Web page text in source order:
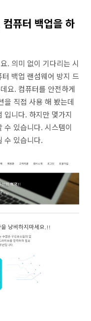
퓨터 백업을 하
. 의미 없이 기다리는 시
백업 랜섬웨어 방지 드
요. 컴퓨터를 안전하게
을 직접 사용 해 봤는데
입니다. 하지만 몇가지
수 있습니다. 시스템이
수 있습니다.